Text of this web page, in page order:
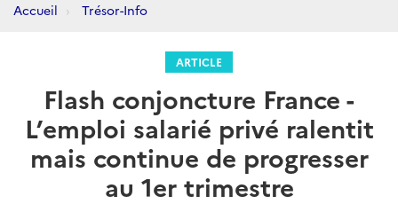
Accueil Trésor-Info
ARTICLE
Flash conjoncture France -
L’emploi salarié privé ralentit
mais continue de progresser
au 1er trimestre